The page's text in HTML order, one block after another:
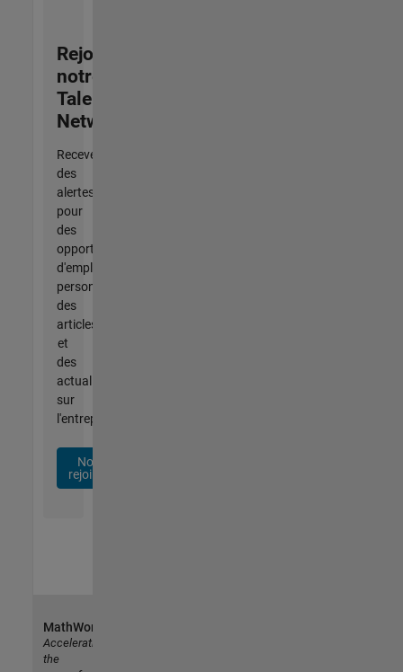
Rejoignez
notre
Talent
Network
Recevez
des
alertes
pour
des
opportunités
d'emploi
personnalisées,
des
articles
et
des
actualités
sur
l'entreprise.
Nous
rejoindre
MathWorks
Accelerating
the